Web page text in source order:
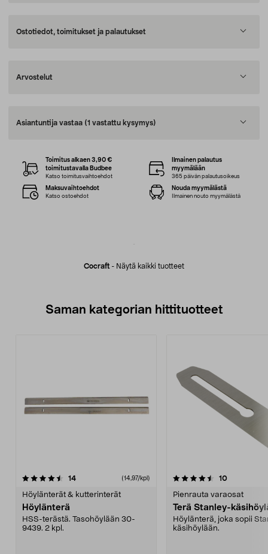
Ostotiedot, toimitukset ja palautukset
Arvostelut
Asiantuntija vastaa (1 vastattu kysymys)
Cocraft - Näytä kaikki tuotteet
Toimitus alkaen 3,90 €
toimitustavalla Budbee
Katso toimitusvaihtoehdot
Ilmainen palautus
myymälään
365 päivän palautusoikeus
Maksuvaihtoehdot
Katso ostoehdot
Nouda myymälästä
Ilmainen nouto myymälästä
Saman kategorian hittituotteet
14arvostelut (14,97/kpl)
Höylänterät & kutterinterät
Höylänterä
HSS-terästä. Tasohöylään 30-
9439. 2 kpl.
4.5 viidestä
10arvostelut
Pienrauta varaosat
Terä Stanley-
Höylänterä, joka sopii
käsihöylään.
4.5 viidestä